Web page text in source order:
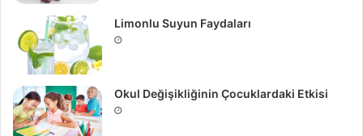
Limonlu Suyun Faydaları
Okul Değişikliğinin Çocuklardaki Etkisi